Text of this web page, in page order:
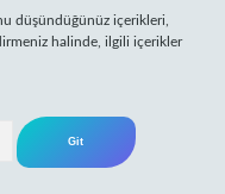
düşündüğünüz içerikleri,
halinde, ilgili içerikler